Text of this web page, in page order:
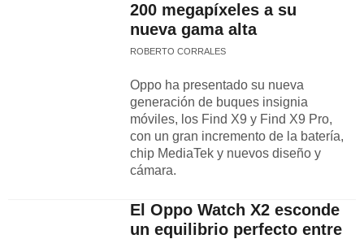
200 megapíxeles a su
nueva gama alta
ROBERTO CORRALES
Oppo ha presentado su nueva
generación de buques insignia
móviles, los Find X9 y Find X9 Pro,
con un gran incremento de la batería,
chip MediaTek y nuevos diseño y
cámara.
El Oppo Watch X2 esconde
un equilibrio perfecto entre